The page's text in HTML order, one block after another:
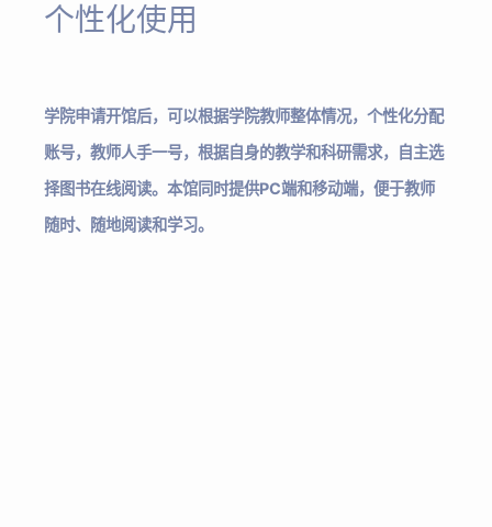
个性化使用
学院申请开馆后，可以根据学院教师整体情况，个性化分配
账号， 教师人手一号，根据自身的教学和科研需求，自主选
择图书在线阅读。本馆同时提供PC端和移动端，便于教师
随时、随地阅读和学习。